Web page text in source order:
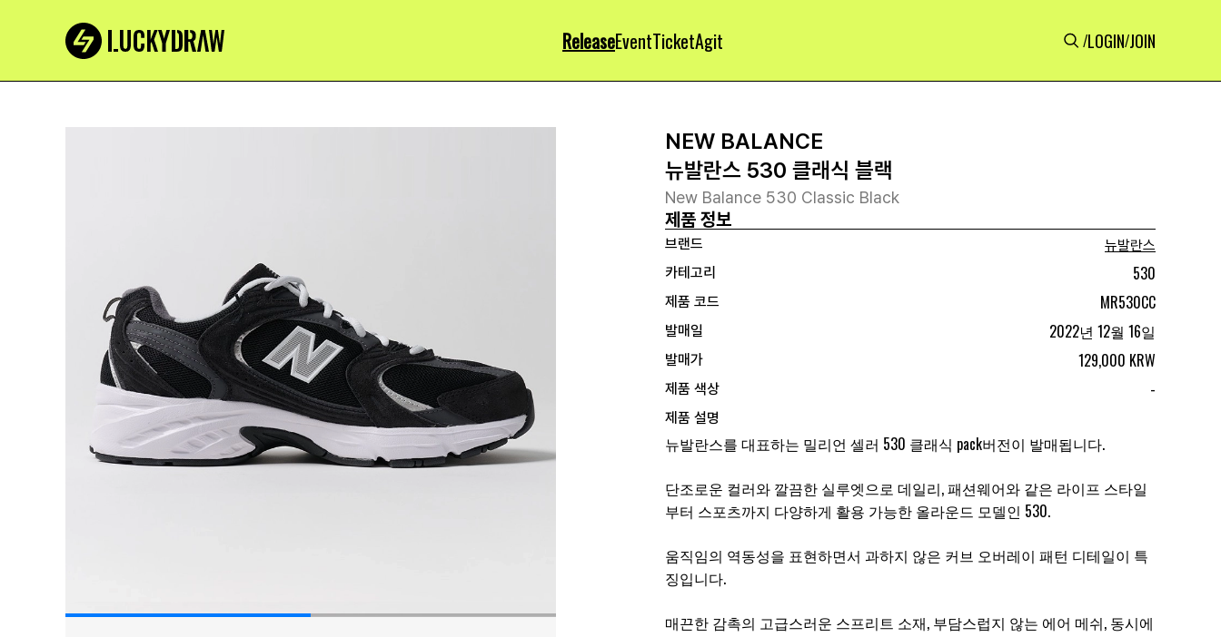
ReleaseEventTicketAgit /LOGIN/JOIN
NEW BALANCE
뉴발란스 530 클래식 블랙
New Balance 530 Classic Black
제품 정보
브랜드
뉴발란스
카테고리
530
제품 코드 MR530CC
발매일 2022년 12월 16일
발매가 129,000 KRW
제품 색상 -
제품 설명
뉴발란스를 대표하는 밀리언 셀러 530 클래식 pack버전이 발매됩니다.
단조로운 컬러와 깔끔한 실루엣으로 데일리, 패션웨어와 같은 라이프 스타일
부터 스포츠까지 다양하게 활용 가능한 올라운드 모델인 530.
움직임의 역동성을 표현하면서 과하지 않은 커브 오버레이 패턴 디테일이 특
징입니다.
매끈한 감촉의 고급스러운 스프리트 소재, 부담스럽지 않는 에어 메쉬, 동시에